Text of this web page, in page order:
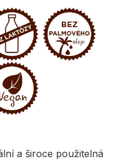
a široce použitelná